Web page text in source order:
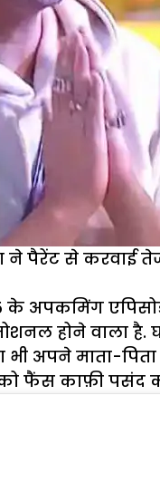
ने पैरेंट से करवाई
के अपकमिंग
होने वाला
भी अपने माता-
फैंस काफ़ी पसंद